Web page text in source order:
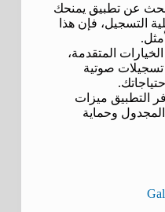
عن تطبيق يمنحك
التسجيل، فإن هذا
المتقدمة،
صوتية
التطبيق ميزات
وحماية